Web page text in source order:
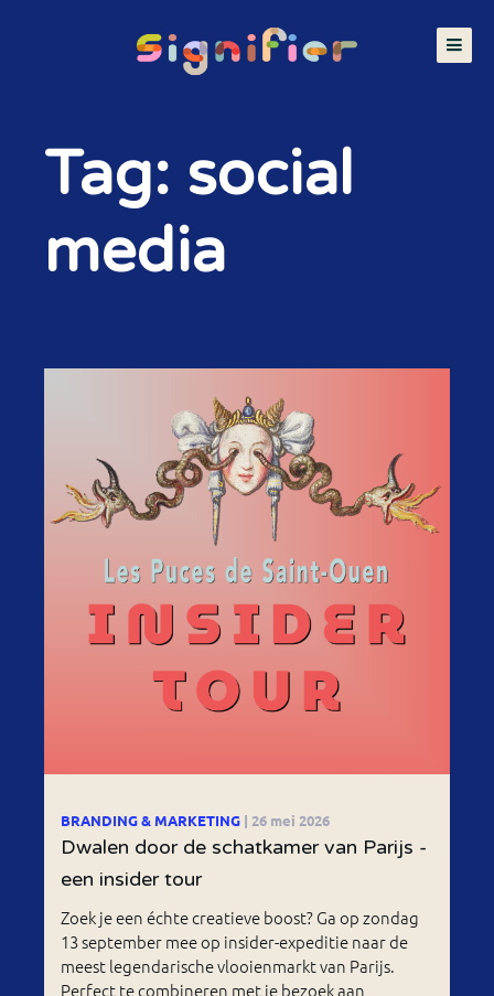
Tag: social
media
BRANDING & MARKETING | 26 mei 2026
Dwalen door de schatkamer van Parijs -
een insider tour
Zoek je een échte creatieve boost? Ga op zondag
13 september mee op insider-expeditie naar de
meest legendarische vlooienmarkt van Parijs.
Perfect te combineren met je bezoek aan